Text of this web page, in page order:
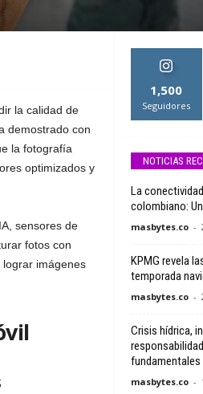
la calidad de
demostrado con
la fotografía
optimizados y
sensores de
fotos con
imágenes
1,500
Seguidores
NOTICIAS
La
colombiano:
masbytes.co -
KPMG revela
temporada
masbytes.co -
Crisis hídrica,
fundamentales
masbytes.co -